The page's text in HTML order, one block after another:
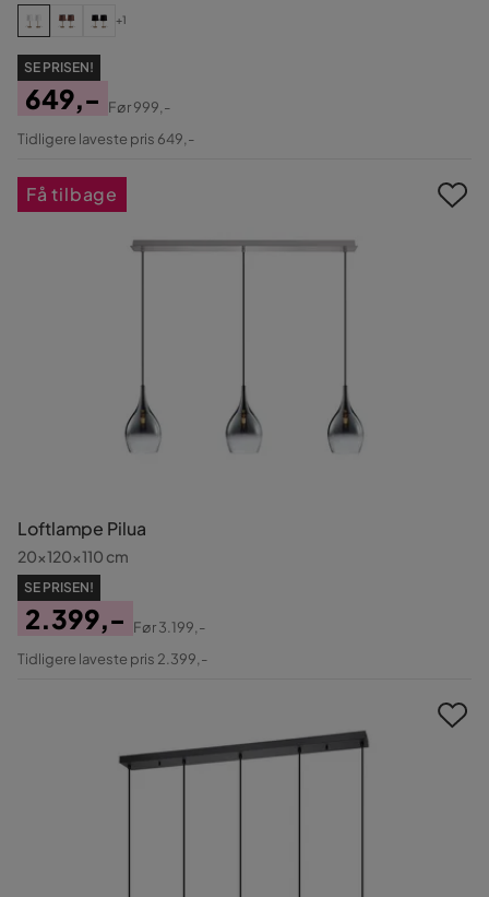
+1
SE PRISEN!
Pris
649,-
Original
Før999,-
Tidligere laveste pris 649,-
Loftlampe Pilua
20x120x110 cm
SE PRISEN!
Pris
2.399,-
Original
Før3.199,-
Tidligere laveste pris 2.399,-
Få tilbage